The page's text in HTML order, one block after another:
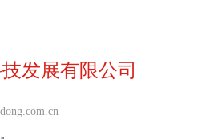
发展有限公司